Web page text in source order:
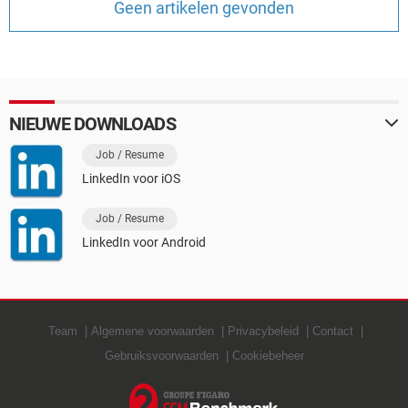
Geen artikelen gevonden
NIEUWE DOWNLOADS
Job / Resume
LinkedIn voor iOS
Job / Resume
LinkedIn voor Android
Team Algemene voorwaarden Privacybeleid
Contact
Gebruiksvoorwaarden
Cookiebeheer